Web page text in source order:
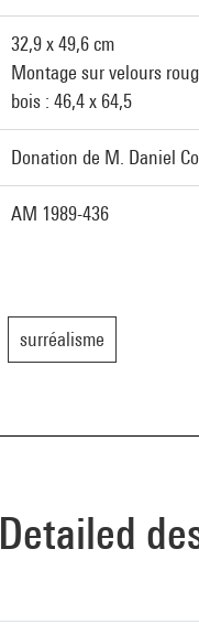
32,9 x 49,6 cm
Montage sur velours
bois : 46,4 x 64,5
Donation de M. Daniel
AM 1989-436
surréalisme
Detailed